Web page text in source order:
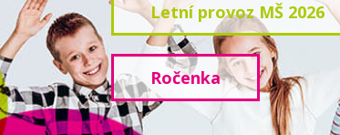
Letní provoz MŠ 2026
Ročenka